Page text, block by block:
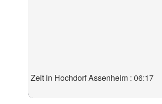
Zeit in Hochdorf Assenheim : 06:17